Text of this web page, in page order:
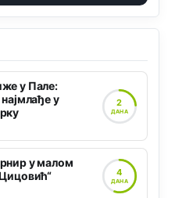
у Пале:
у
2
ДАНА
у малом
4
ДАНА